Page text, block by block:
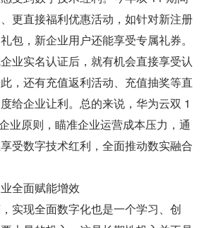
更直接福利优惠活动，如针对新注册
包，新企业用户还能享受专属礼券。
业实名认证后，就有机会直接享受认
，还有充值返利活动、充值抽奖等直
给企业让利。总的来说，华为云双 1
业原则，瞄准企业运营成本压力，通
受数字技术红利，全面推动数实融合
全面赋能增效
实现全面数字化也是一个学习、创